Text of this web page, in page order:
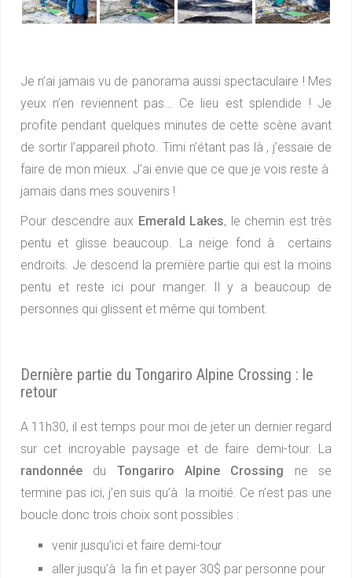
Je n’ai jamais vu de panorama aussi spectaculaire ! Mes
yeux n’en reviennent pas… Ce lieu est splendide ! Je
profite pendant quelques minutes de cette scène avant
de sortir l’appareil photo. Timi n’étant pas là , j’essaie de
faire de mon mieux. J’ai envie que ce que je vois reste à
jamais dans mes souvenirs !
Pour descendre aux Emerald Lakes, le chemin est très
pentu et glisse beaucoup. La neige fond à certains
endroits. Je descend la première partie qui est la moins
pentu et reste ici pour manger. Il y a beaucoup de
personnes qui glissent et même qui tombent.
Dernière partie du Tongariro Alpine Crossing : le
retour
A 11h30, il est temps pour moi de jeter un dernier regard
sur cet incroyable paysage et de faire demi-tour. La
randonnée du Tongariro Alpine Crossing ne se
termine pas ici, j’en suis qu’à la moitié. Ce n’est pas une
boucle donc trois choix sont possibles :
venir jusqu’ici et faire demi-tour
aller jusqu’à la fin et payer 30$ par personne pour